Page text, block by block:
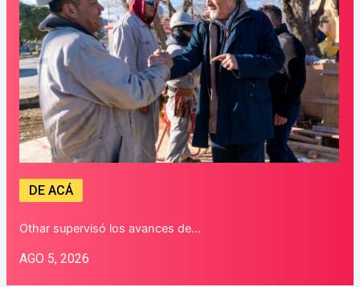
DE ACÁ
Othar supervisó los avances de…
AGO 5, 2026